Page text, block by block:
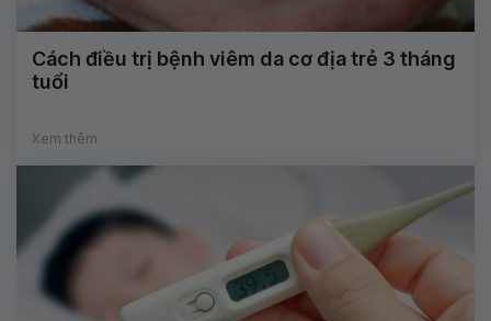
Cách điều trị bệnh viêm da cơ địa trẻ 3 tháng
tuổi
Xem thêm